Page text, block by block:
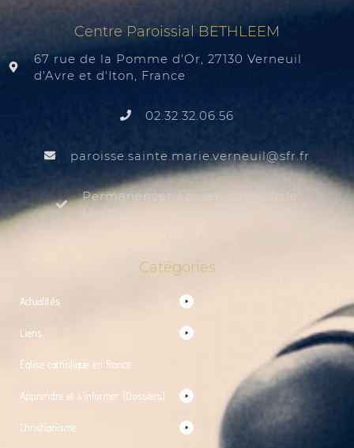
Centre Paroissial BETHLEEM
67 rue de la Pomme d'Or, 27130 Verneuil
d'Avre et d'Iton, France
02.32.32.06.56
rf.rfs
@liuenrev.eiram.etnias.essiorap
Permanences accueil paroissiale
Mardi au samedi de 9:30 à 12:00
Catégories
Actualités
Liens
Église catholique en France
Apprendre et s’informer (Dossiers)
Christianisme